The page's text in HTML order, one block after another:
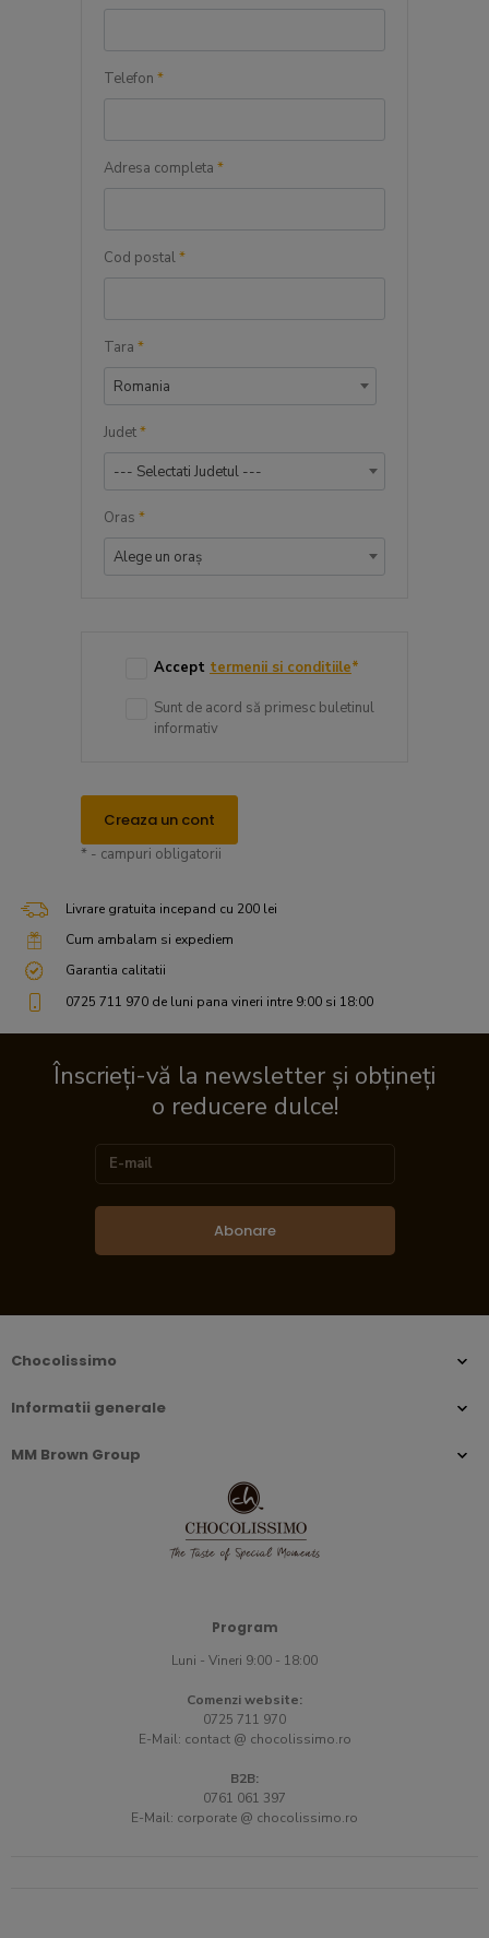
Telefon *
Adresa completa *
Cod postal*
Tara *
Romania
Judet*
--- Selectati Judetul ---
Oras *
Alege un oraș
Accept termenii si conditiile*
Sunt de acord să primesc buletinul
informativ
Creaza un cont
* - campuri obligatorii
Livrare gratuita incepand cu 200 lei
Cum ambalam si expediem
Garantia calitatii
0725 711 970 de luni pana vineri intre 9:00 si 18:00
Înscrieți-vă la newsletter și obțineți
o reducere dulce!
Abonare
Chocolissimo
Informatii generale
MM Brown Group
Program
Luni - Vineri 9:00 - 18:00
Comenzi website:
0725 711 970
E-Mail: contact @ chocolissimo.ro
B2B:
0761 061 397
E-Mail: corporate @ chocolissimo.ro